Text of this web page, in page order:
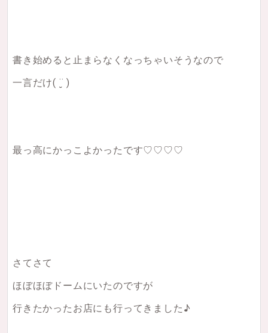
書き始めると止まらなくなっちゃいそうなので
一言だけ( ¨̮ )
最っ高にかっこよかったです♡♡♡♡
さてさて
ほぼほぼドームにいたのですが
行きたかったお店にも行ってきました♪